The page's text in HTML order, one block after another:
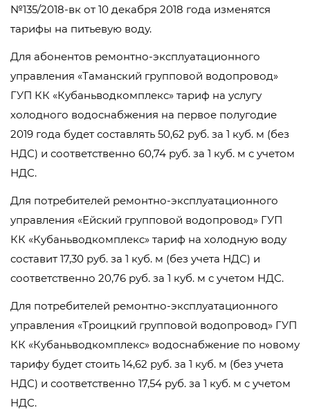
№135/2018-вк от 10 декабря 2018 года изменятся
тарифы на питьевую воду.
Для абонентов ремонтно-эксплуатационного
управления «Таманский групповой водопровод»
ГУП КК «Кубаньводкомплекс» тариф на услугу
холодного водоснабжения на первое полугодие
2019 года будет составлять 50,62 руб. за 1 куб. м (без
НДС) и соответственно 60,74 руб. за 1 куб. м с учетом
НДС.
Для потребителей ремонтно-эксплуатационного
управления «Ейский групповой водопровод» ГУП
КК «Кубаньводкомплекс» тариф на холодную воду
составит 17,30 руб. за 1 куб. м (без учета НДС) и
соответственно 20,76 руб. за 1 куб. м с учетом НДС.
Для потребителей ремонтно-эксплуатационного
управления «Троицкий групповой водопровод» ГУП
КК «Кубаньводкомплекс» водоснабжение по новому
тарифу будет стоить 14,62 руб. за 1 куб. м (без учета
НДС) и соответственно 17,54 руб. за 1 куб. м с учетом
НДС.